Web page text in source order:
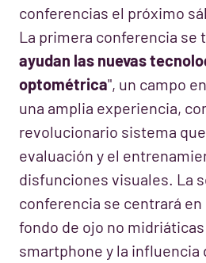
conferencias el próximo
La primera conferencia se
ayudan las nuevas
optométrica", un campo
una amplia experiencia,
revolucionario sistema
evaluación y el
disfunciones visuales. La
conferencia se centrará
fondo de ojo no
smartphone y la influencia